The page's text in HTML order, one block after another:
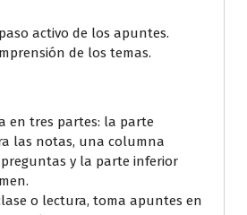
activo de los apuntes.
de los temas.
en tres partes: la parte
las notas, una columna
y la parte inferior
o lectura, toma apuntes en